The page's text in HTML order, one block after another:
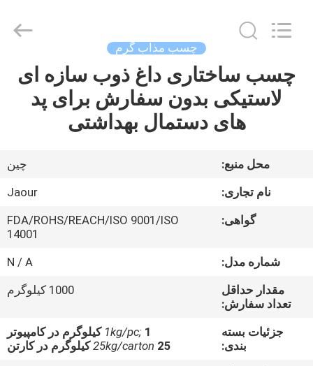
خانه
محصولات
درباره
کارخانه
کنترل
کیفیت
Adhesive
Products
Reserved.
چسب مذاب گرم
چسب ساختاری داغ ذوب سازه ای
لاستیکی بدون سفارش برای پد
های دستمال بهداشتی
محل منبع:
چین
نام تجاری:
Jaour
گواهی:
FDA/ROHS/REACH/ISO 9001/ISO
14001
شماره مدل:
N / A
مقدار حداقل
تعداد سفارش:
1000 کیلوگرم
جزئیات بسته
بندی:
1kg/pc; 1 کیلوگرم در کامپیوتر
25kg/carton 25 کیلوگرم در کارتن